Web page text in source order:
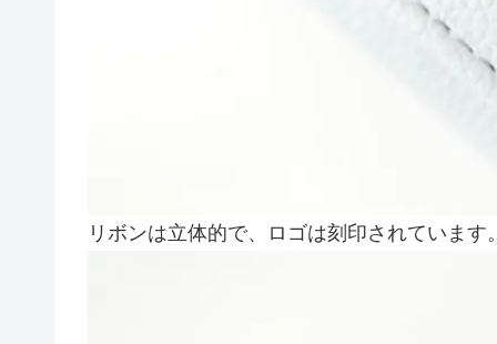
リボンは立体的で、ロゴは刻印されています